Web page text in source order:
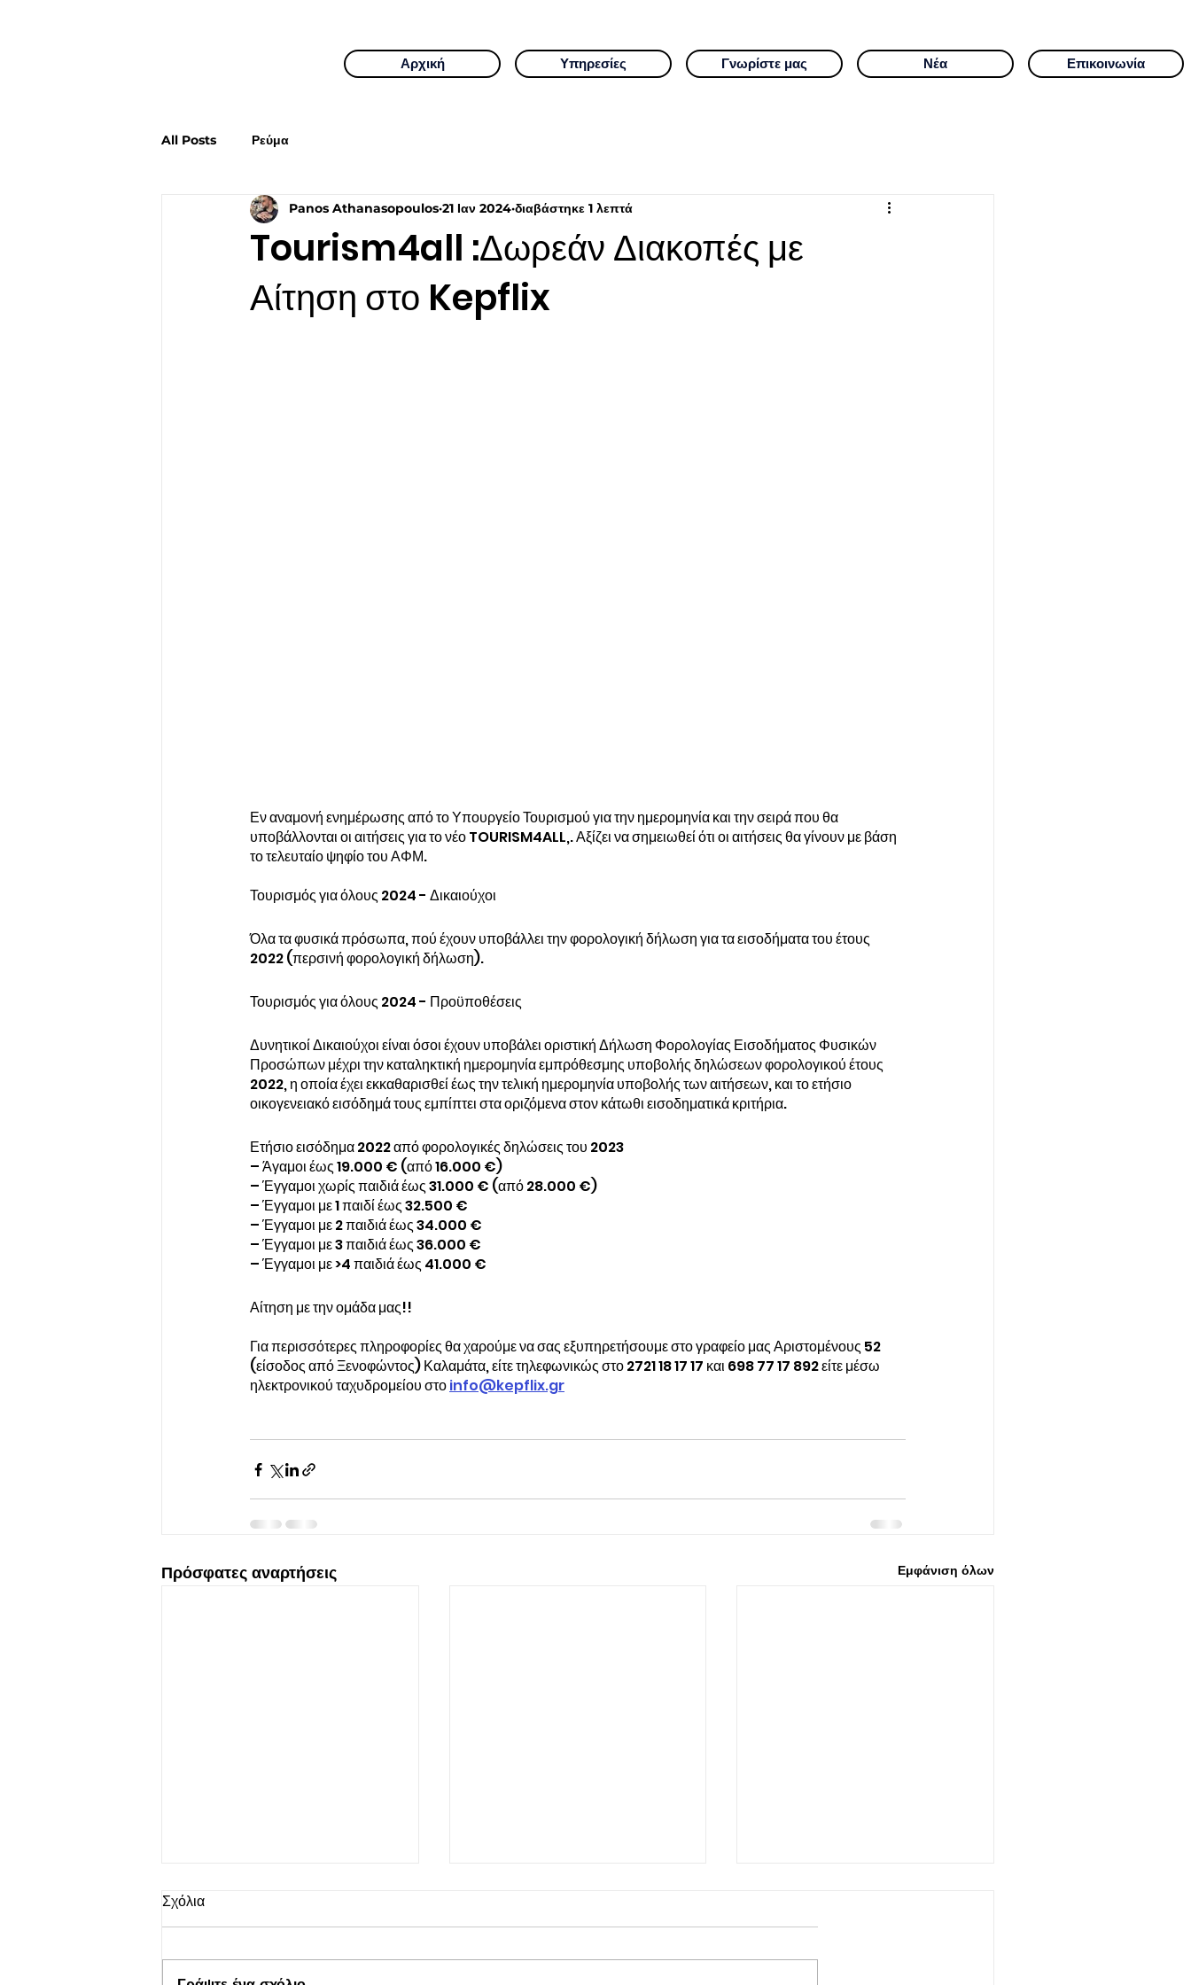
Αρχική Υπηρεσίες Γνωρίστε μας Νέα Επικοινωνία
All Posts Ρεύμα
Tourism4all :Δωρεάν Διακοπές με
Αίτηση στο Kepflix
Panos Athanasopoulos 21 Ιαν 2024 διαβάστηκε 1 λεπτά
Εν αναμονή ενημέρωσης από το Υπουργείο Τουρισμού για την ημερομηνία και την σειρά που θα
υποβάλλονται οι αιτήσεις για το νέο TOURISM4ALL,. Αξίζει να σημειωθεί ότι οι αιτήσεις θα γίνουν με βάση
το τελευταίο ψηφίο του ΑΦΜ.
Τουρισμός για όλους 2024 - Δικαιούχοι
Όλα τα φυσικά πρόσωπα, πού έχουν υποβάλλει την φορολογική δήλωση για τα εισοδήματα του έτους
2022 (περσινή φορολογική δήλωση).
Τουρισμός για όλους 2024 - Προϋποθέσεις
Δυνητικοί Δικαιούχοι είναι όσοι έχουν υποβάλει οριστική Δήλωση Φορολογίας Εισοδήματος Φυσικών
Προσώπων μέχρι την καταληκτική ημερομηνία εμπρόθεσμης υποβολής δηλώσεων φορολογικού έτους
2022, η οποία έχει εκκαθαρισθεί έως την τελική ημερομηνία υποβολής των αιτήσεων, και το ετήσιο
οικογενειακό εισόδημά τους εμπίπτει στα οριζόμενα στον κάτωθι εισοδηματικά κριτήρια.
Ετήσιο εισόδημα 2022 από φορολογικές δηλώσεις του 2023
– Άγαμοι έως 19.000 € (από 16.000 €)
– Έγγαμοι χωρίς παιδιά έως 31.000 € (από 28.000 €)
– Έγγαμοι με 1 παιδί έως 32.500 €
– Έγγαμοι με 2 παιδιά έως 34.000 €
– Έγγαμοι με 3 παιδιά έως 36.000 €
– Έγγαμοι με >4 παιδιά έως 41.000 €
Αίτηση με την ομάδα μας!!
Για περισσότερες πληροφορίες θα χαρούμε να σας εξυπηρετήσουμε στο γραφείο μας Αριστομένους 52
(είσοδος από Ξενοφώντος) Καλαμάτα, είτε τηλεφωνικώς στο 2721 18 17 17 και 698 77 17 892 είτε μέσω
ηλεκτρονικού ταχυδρομείου στο info@kepflix.gr
Πρόσφατες αναρτήσεις Εμφάνιση όλων
Σχόλια